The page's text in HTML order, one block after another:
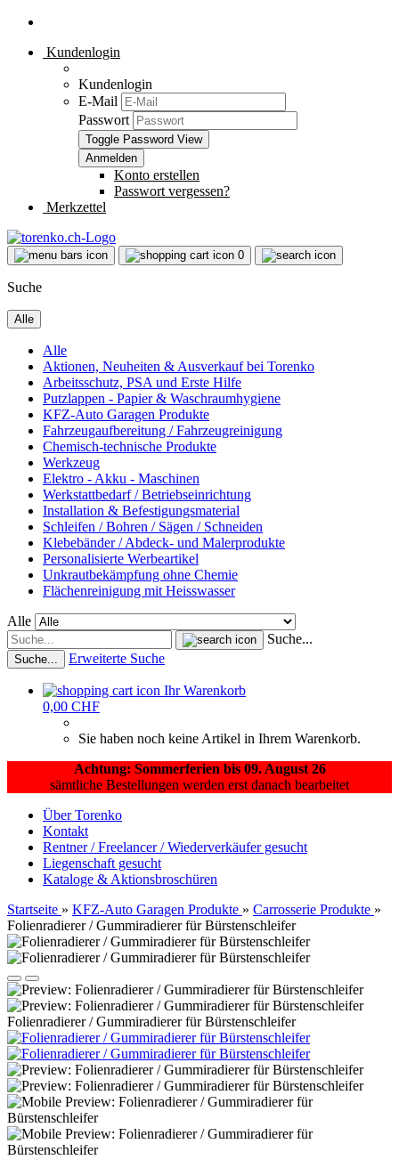
Kundenlogin
Kundenlogin
E-Mail
Passwort
Toggle Password View
Konto erstellen
Passwort vergessen?
Merkzettel
0
Suche
Alle
Alle
Aktionen, Neuheiten & Ausverkauf bei Torenko
Arbeitsschutz, PSA und Erste Hilfe
Putzlappen - Papier & Waschraumhygiene
KFZ-Auto Garagen Produkte
Fahrzeugaufbereitung / Fahrzeugreinigung
Chemisch-technische Produkte
Werkzeug
Elektro - Akku - Maschinen
Werkstattbedarf / Betriebseinrichtung
Installation & Befestigungsmaterial
Schleifen / Bohren / Sägen / Schneiden
Klebebänder / Abdeck- und Malerprodukte
Personalisierte Werbeartikel
Unkrautbekämpfung ohne Chemie
Flächenreinigung mit Heisswasser
Alle
Suche...
Suche... Erweiterte Suche
Ihr Warenkorb
0,00 CHF
Sie haben noch keine Artikel in Ihrem Warenkorb.
Achtung: Sommerferien bis 09. August 26
sämtliche Bestellungen werden erst danach bearbeitet
Über Torenko
Kontakt
Rentner / Freelancer / Wiederverkäufer gesucht
Liegenschaft gesucht
Kataloge & Aktionsbroschüren
Startseite » KFZ-Auto Garagen Produkte » Carrosserie Produkte »
Folienradierer / Gummiradierer für Bürstenschleifer
Folienradierer / Gummiradierer für Bürstenschleifer